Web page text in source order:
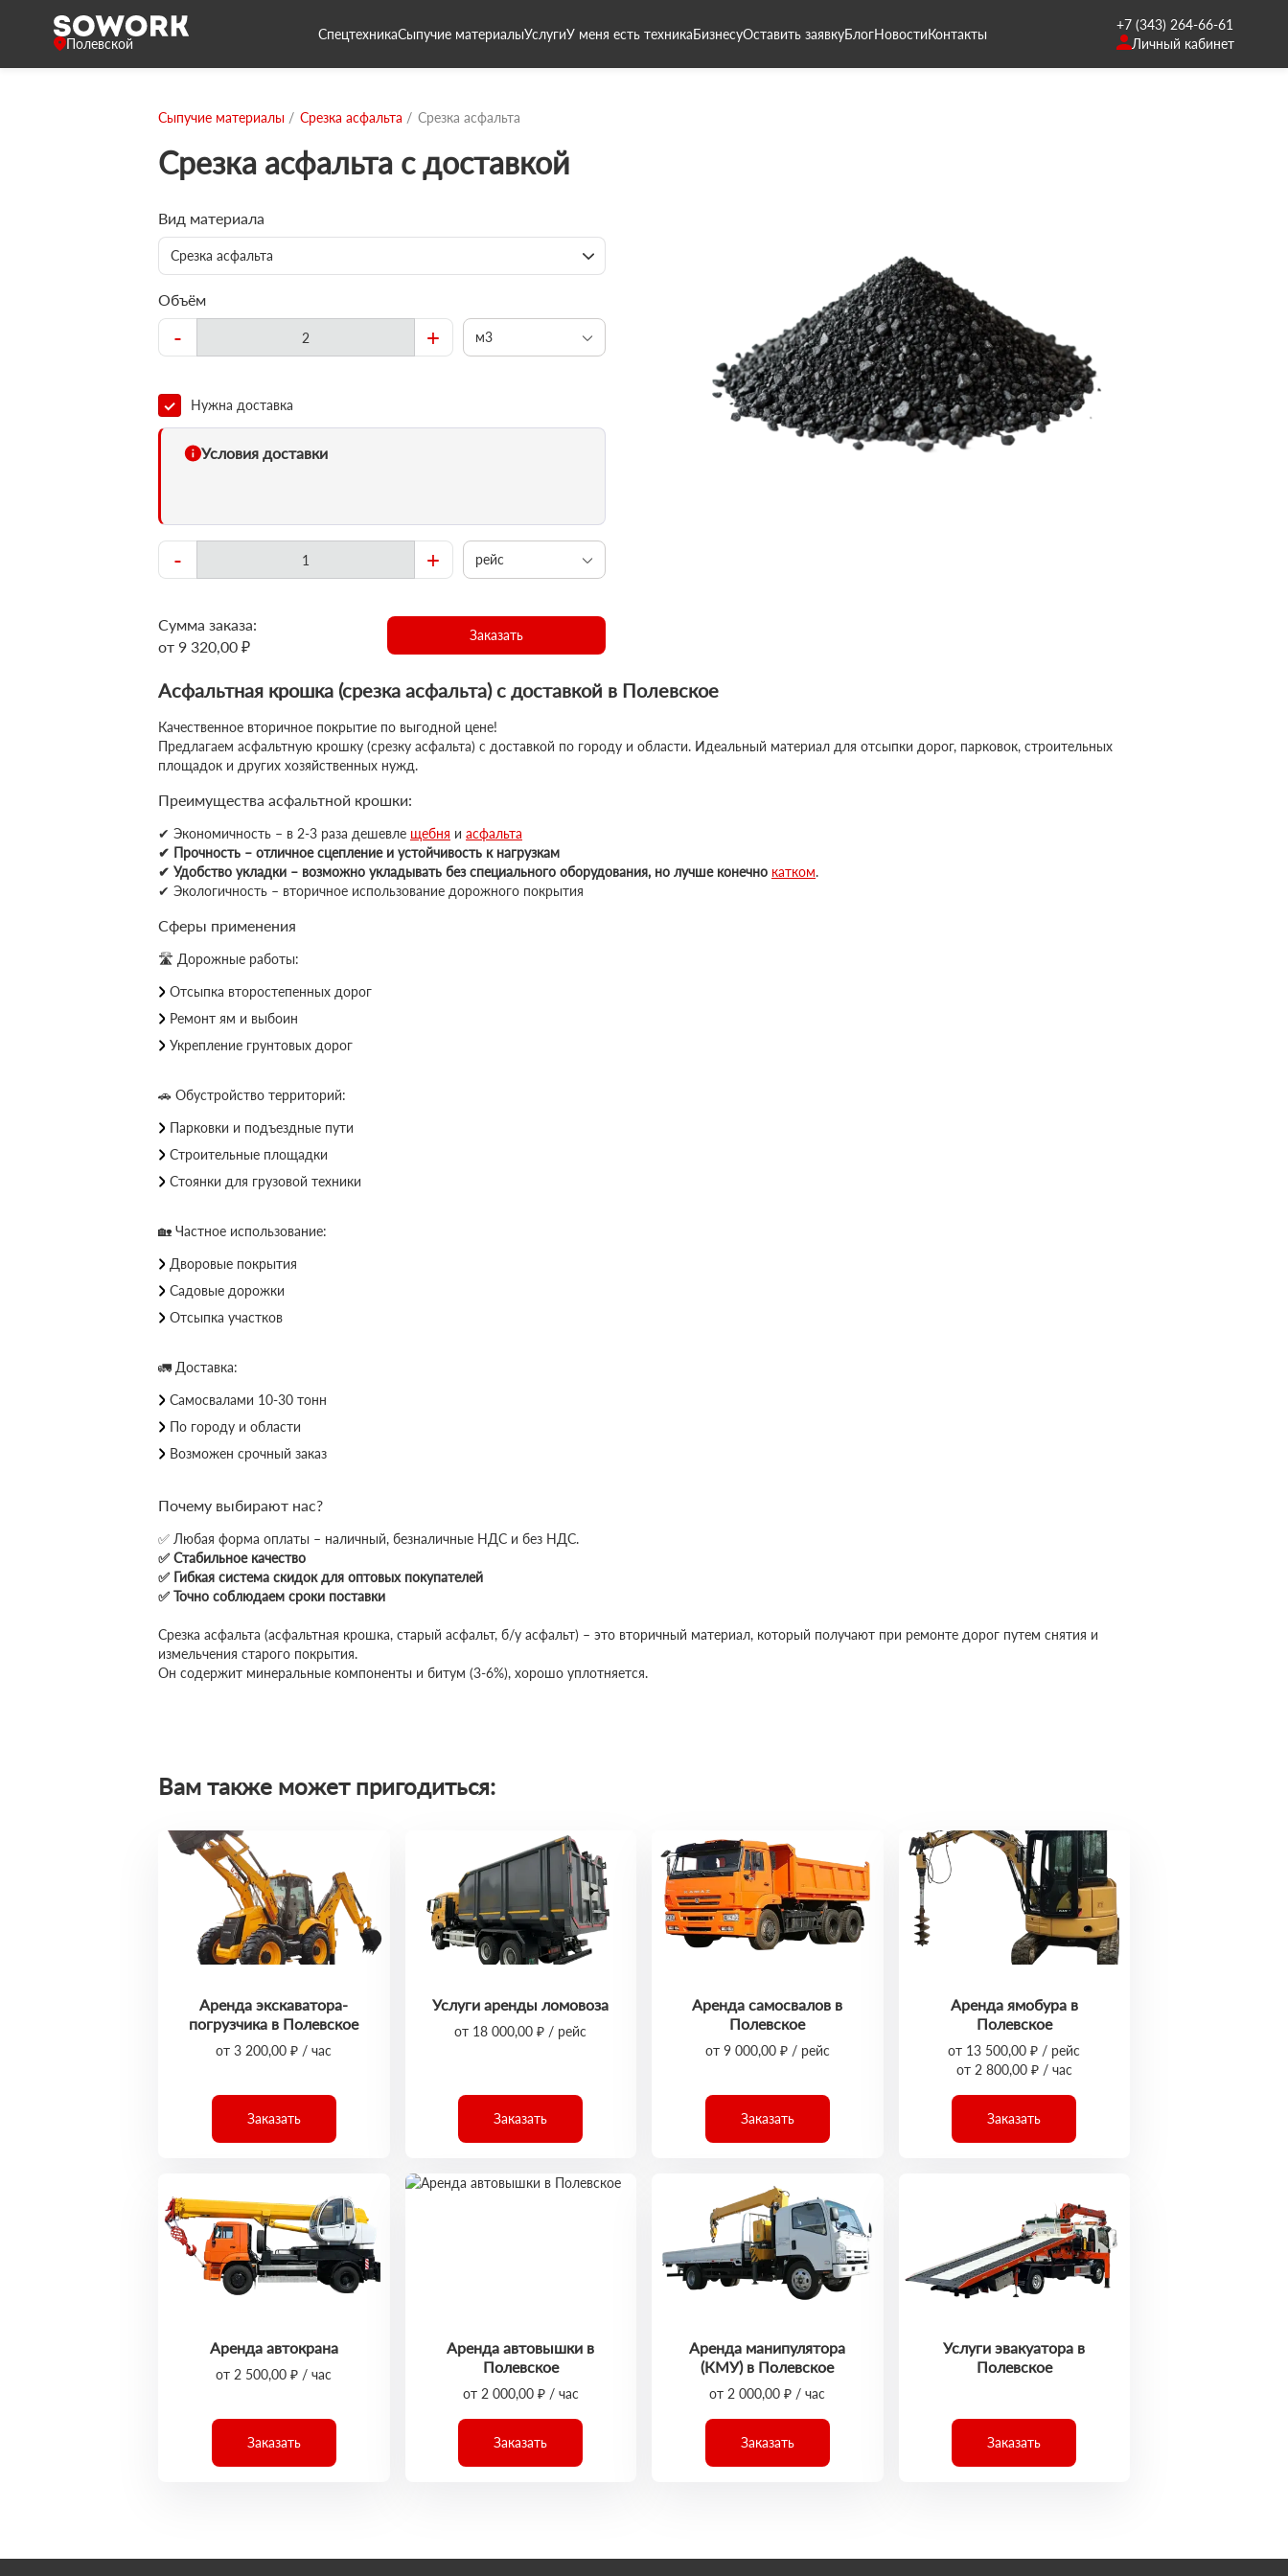
Полевской
СпецтехникаСыпучие материалыУслугиУ меня есть техникаБизнесуОставить заявкуБлогНовостиКонтакты
+7 (343) 264-66-61
Личный кабинет
Сыпучие материалы Срезка асфальта Срезка асфальта
Срезка асфальта с доставкой
Вид материала
Срезка асфальта
Объём
- + м3
Нужна доставка
Условия доставки
- + рейс
Сумма заказа:
от 9 320,00 ₽
Заказать
Асфальтная крошка (срезка асфальта) с доставкой в Полевское
Качественное вторичное покрытие по выгодной цене!
Предлагаем асфальтную крошку (срезку асфальта) с доставкой по городу и области. Идеальный материал для отсыпки дорог, парковок, строительных
площадок и других хозяйственных нужд.
Преимущества асфальтной крошки:
✔ Экономичность – в 2-3 раза дешевле щебня и асфальта
✔ Прочность – отличное сцепление и устойчивость к нагрузкам
✔ Удобство укладки – возможно укладывать без специального оборудования, но лучше конечно катком.
✔ Экологичность – вторичное использование дорожного покрытия
Сферы применения
🛣 Дорожные работы:
Отсыпка второстепенных дорог
Ремонт ям и выбоин
Укрепление грунтовых дорог
🚗 Обустройство территорий:
Парковки и подъездные пути
Строительные площадки
Стоянки для грузовой техники
🏡 Частное использование:
Дворовые покрытия
Садовые дорожки
Отсыпка участков
🚛 Доставка:
Самосвалами 10-30 тонн
По городу и области
Возможен срочный заказ
Почему выбирают нас?
✅ Любая форма оплаты – наличный, безналичные НДС и без НДС.
✅ Стабильное качество
✅ Гибкая система скидок для оптовых покупателей
✅ Точно соблюдаем сроки поставки
Срезка асфальта (асфальтная крошка, старый асфальт, б/у асфальт) – это вторичный материал, который получают при ремонте дорог путем снятия и
измельчения старого покрытия.
Он содержит минеральные компоненты и битум (3-6%), хорошо уплотняется.
Вам также может пригодиться:
Аренда экскаватора-
погрузчика в Полевское
от 3 200,00 ₽ / час
Заказать
Услуги аренды ломовоза
от 18 000,00 ₽ / рейс
Заказать
Аренда самосвалов в
Полевское
от 9 000,00 ₽ / рейс
Заказать
Аренда ямобура в
Полевское
от 13 500,00 ₽ / рейс
от 2 800,00 ₽ / час
Заказать
Аренда автокрана
от 2 500,00 ₽ / час
Заказать
Аренда автовышки в
Полевское
от 2 000,00 ₽ / час
Заказать
Аренда манипулятора
(КМУ) в Полевское
от 2 000,00 ₽ / час
Заказать
Услуги эвакуатора в
Полевское
Заказать